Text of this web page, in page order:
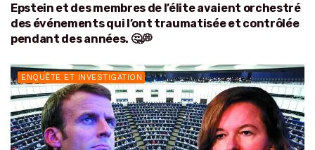
Epstein et des membres de l’élite avaient orchestré
des événements qui l’ont traumatisée et contrôlée
pendant des années. 🤔💭
ENQUÊTE ET INVESTIGATION